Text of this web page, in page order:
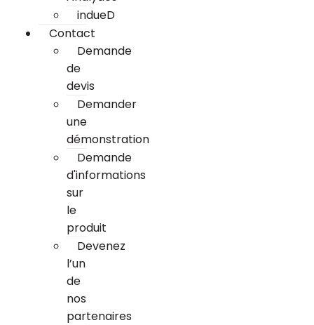
indueD
Contact
Demande
de
devis
Demander
une
démonstration
Demande
d'informations
sur
le
produit
Devenez
l’un
de
nos
partenaires